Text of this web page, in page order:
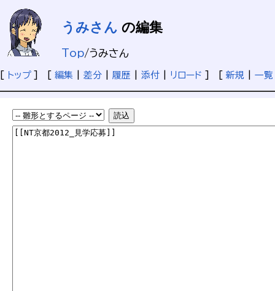
うみさん の編集
Top/うみさん
トップ] [ 編集 差分 履歴 添付 リロード 新規 一覧